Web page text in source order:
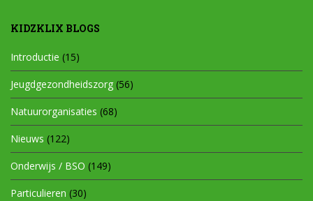
KIDZKLIX BLOGS
Introductie (15)
Jeugdgezondheidszorg (56)
Natuurorganisaties (68)
Nieuws (122)
Onderwijs / BSO (149)
Particulieren (30)